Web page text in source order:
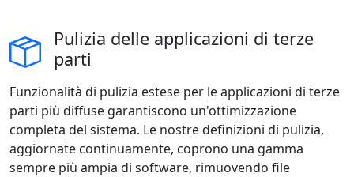
Pulizia delle applicazioni di terze
parti
Funzionalità di pulizia estese per le applicazioni di terze
parti più diffuse garantiscono un'ottimizzazione
completa del sistema. Le nostre definizioni di pulizia,
aggiornate continuamente, coprono una gamma
sempre più ampia di software, rimuovendo file